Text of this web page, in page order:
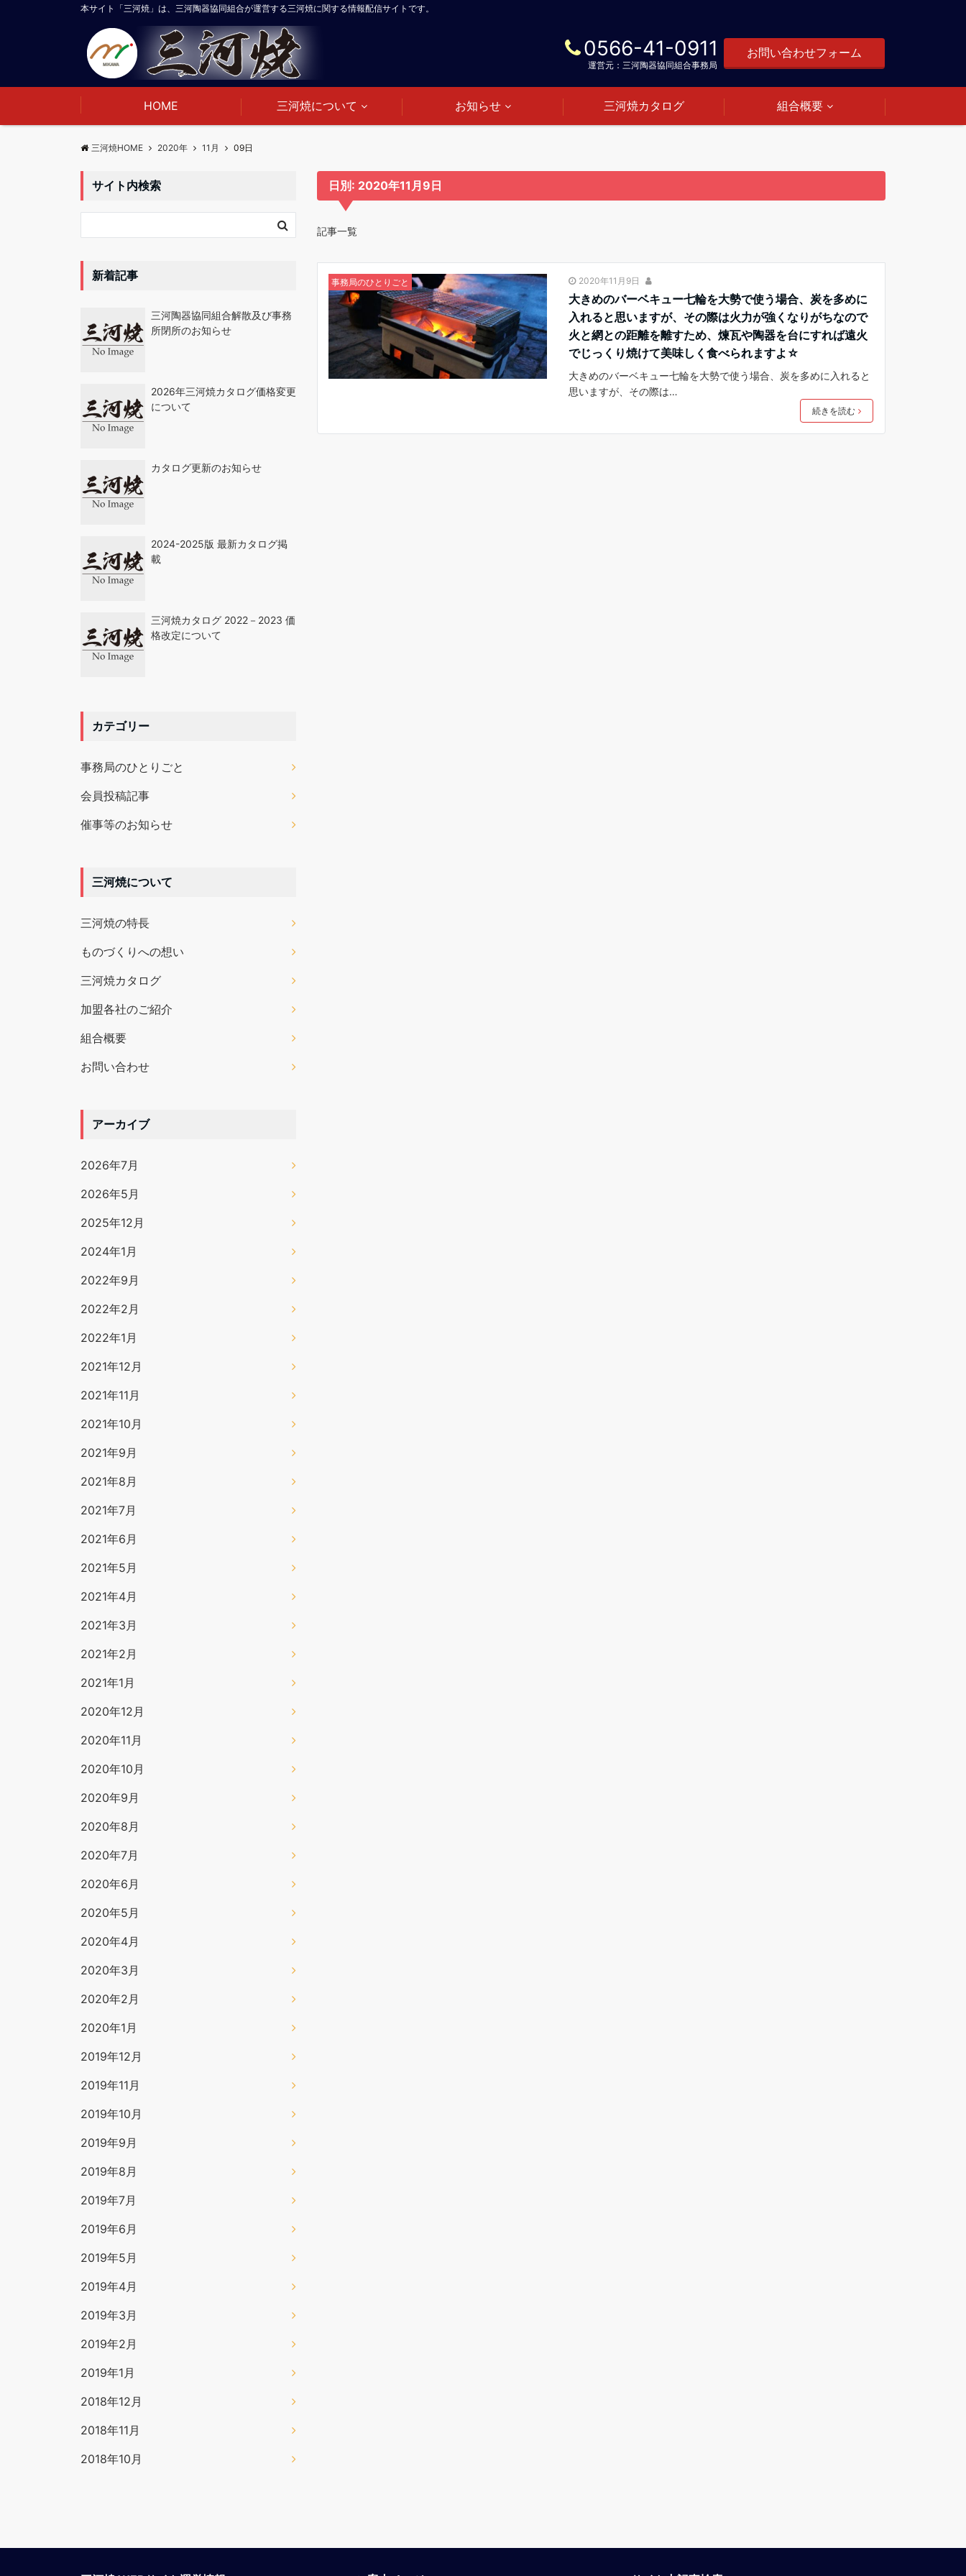
本サイト「三河焼」は、三河陶器協同組合が運営する三河焼に関する情報配信サイトです。
0566-41-0911
運営元：三河陶器協同組合事務局
お問い合わせフォーム
HOME 三河焼について お知らせ 三河焼カタログ 組合概要
三河焼HOME 2020年 11月 09日
日別: 2020年11月9日
記事一覧
事務局のひとりごと 2020年11月9日
大きめのバーベキュー七輪を大勢で使う場合、炭を多めに
入れると思いますが、その際は火力が強くなりがちなので
火と網との距離を離すため、煉瓦や陶器を台にすれば遠火
でじっくり焼けて美味しく食べられますよ☆
大きめのバーベキュー七輪を大勢で使う場合、炭を多めに入れると
思いますが、その際は…
続きを読む
サイト内検索
新着記事
三河陶器協同組合解散及び事務
所閉所のお知らせ
2026年三河焼カタログ価格変更
について
カタログ更新のお知らせ
2024-2025版 最新カタログ掲
載
三河焼カタログ 2022－2023 価
格改定について
カテゴリー
事務局のひとりごと
会員投稿記事
催事等のお知らせ
三河焼について
三河焼の特長
ものづくりへの想い
三河焼カタログ
加盟各社のご紹介
組合概要
お問い合わせ
アーカイブ
2026年7月
2026年5月
2025年12月
2024年1月
2022年9月
2022年2月
2022年1月
2021年12月
2021年11月
2021年10月
2021年9月
2021年8月
2021年7月
2021年6月
2021年5月
2021年4月
2021年3月
2021年2月
2021年1月
2020年12月
2020年11月
2020年10月
2020年9月
2020年8月
2020年7月
2020年6月
2020年5月
2020年4月
2020年3月
2020年2月
2020年1月
2019年12月
2019年11月
2019年10月
2019年9月
2019年8月
2019年7月
2019年6月
2019年5月
2019年4月
2019年3月
2019年2月
2019年1月
2018年12月
2018年11月
2018年10月